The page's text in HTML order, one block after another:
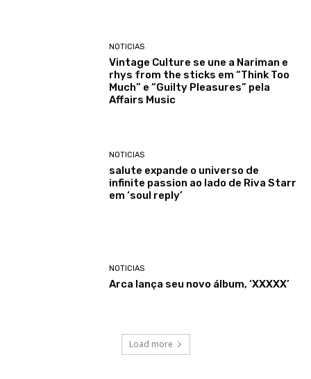
NOTICIAS
Vintage Culture se une a Nariman e
rhys from the sticks em “Think Too
Much” e “Guilty Pleasures” pela
Affairs Music
NOTICIAS
salute expande o universo de
infinite passion ao lado de Riva Starr
em ‘soul reply’
NOTICIAS
Arca lança seu novo álbum, ‘XXXXX’
Load more